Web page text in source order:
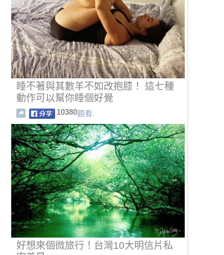
睡不著與其數羊不如改抱膝！ 這七種
動作可以幫你睡個好覺
10380觀看.
好想來個微旅行！台灣10大明信片私